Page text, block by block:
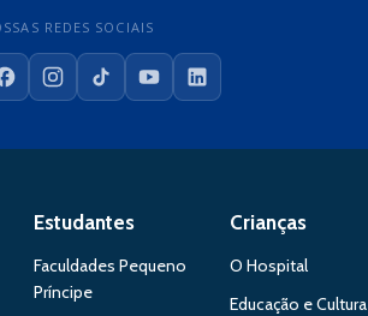
REDES SOCIAIS
FacebookInstagram
TikTokYouTubeLinkedIn
Estudantes
Faculdades Pequeno
Príncipe
Crianças
O Hospital
Educação e Cultura